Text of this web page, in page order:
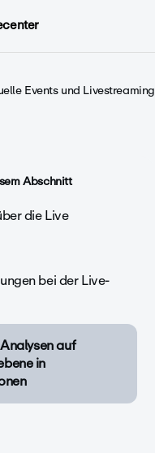
Events und Livestreaming
Abschnitt
die Live
bei der Live-
auf
in